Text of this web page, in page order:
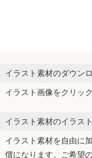
イラスト素材のダウン
イラスト画像をクリッ
イラスト素材のイラス
イラスト素材を自由に
償になります。ご希望